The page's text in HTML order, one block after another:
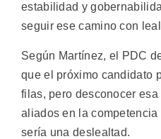
estabilidad y
seguir ese camino con
Según Martínez, el PDC
que el próximo candidato
filas, pero desconocer
aliados en la
sería una deslealtad.